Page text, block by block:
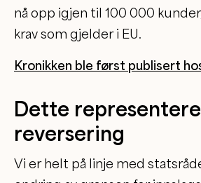
nå opp igjen til 100 000
krav som gjelder i EU.
Kronikken ble først publisert
Dette
reversering
Vi er helt på linje med